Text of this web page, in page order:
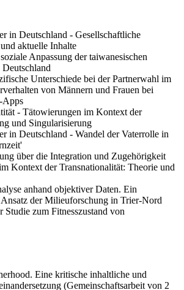
in Deutschland - Gesellschaftliche
aktuelle Inhalte
Anpassung der taiwanesischen
Deutschland
Unterschiede bei der Partnerwahl im
von Männern und Frauen bei
Apps
- Tätowierungen im Kontext der
und Singularisierung
in Deutschland - Wandel der Vaterrolle in
über die Integration und Zugehörigkeit
Kontext der Transnationalität: Theorie und
anhand objektiver Daten. Ein
der Milieuforschung in Trier-Nord
Studie zum Fitnesszustand von
Eine kritische inhaltliche und
(Gemeinschaftsarbeit von 2